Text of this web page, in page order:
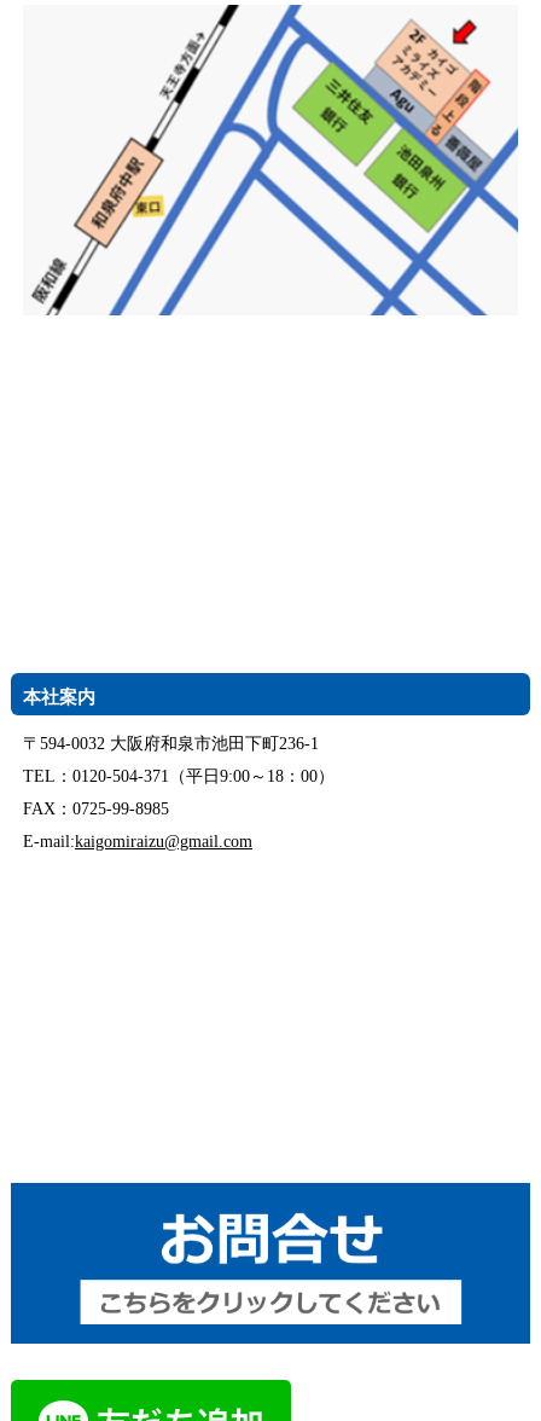
本社案内
〒594-0032 大阪府和泉市池田下町236-1
TEL：0120-504-371（平日9:00～18：00）
FAX：0725-99-8985
E-mail:kaigomiraizu@gmail.com